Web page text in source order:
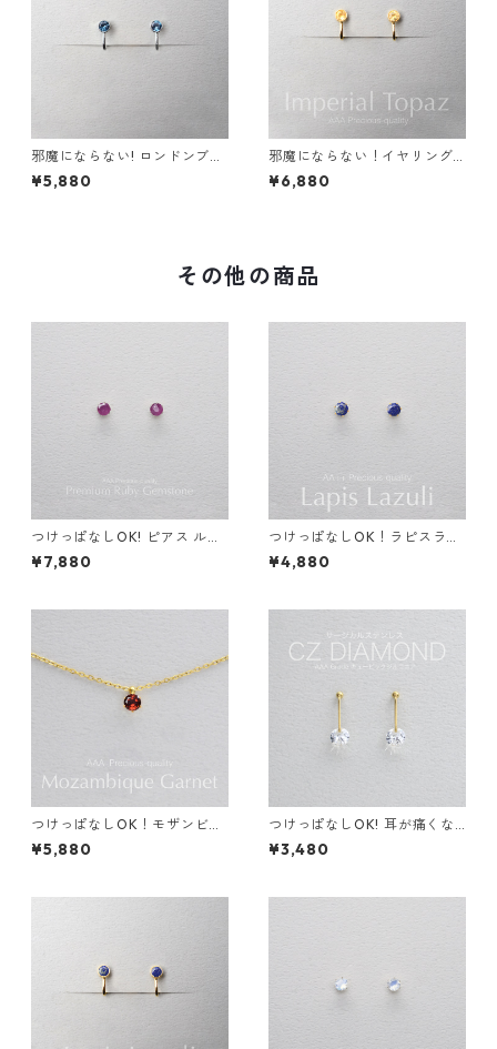
邪魔にならない! ロンドンブル
ートパーズ イヤリング 宝石質
AAA サージカルステンレス 金
¥5,880
邪魔にならない！イヤリング
インペリアル トパーズ AAA宝
石質 サージカルステンレス 誕
¥6,880
その他の商品
つけっぱなしOK! ピアス ルビ
ー AAA サージカルステンレス
金属アレルギー 誕生日プレゼ
¥7,880
つけっぱなしOK！ラピスラズ
リ ピアス サージカルステンレ
ス 金属アレルギー 誕生日プレ
¥4,880
つけっぱなしOK！モザンビー
ク ガーネット 一粒ネックレス
金属アレルギー サージカルス
¥5,880
つけっぱなしOK! 耳が痛くな
りにくいシンプルイヤリング 2
ways イヤーカフ AAAグレー
¥3,480